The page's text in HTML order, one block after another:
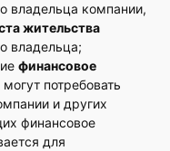
владельца компании,
жительства
владельца;
финансовое
потребовать
и других
финансовое
для